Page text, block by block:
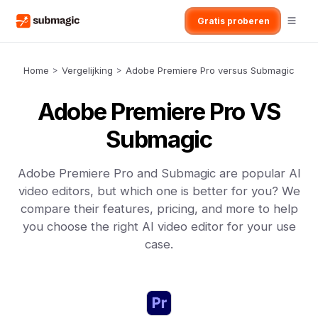
Gratis proberen
Home > Vergelijking > Adobe Premiere Pro versus Submagic
Adobe Premiere Pro VS
Submagic
Adobe Premiere Pro and Submagic are popular AI
video editors, but which one is better for you? We
compare their features, pricing, and more to help
you choose the right AI video editor for your use
case.